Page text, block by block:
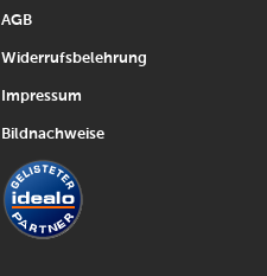
AGB
Widerrufsbelehrung
Impressum
Bildnachweise